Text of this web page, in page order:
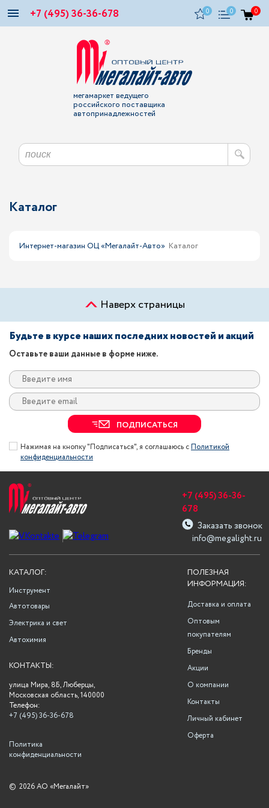
+7 (495) 36-36-678 0 0 0
мегамаркет ведущего
российского поставщика
автопринадлежностей
Каталог
Интернет-магазин ОЦ «Мегалайт-Авто» Каталог
Наверх страницы
Будьте в курсе наших последних новостей и акций
Оставьте ваши данные в форме ниже.
ПОДПИСАТЬСЯ
Нажимая на кнопку "Подписаться", я соглашаюсь сПолитикой
конфиденциальности
info@megalight.ru
+7 (495) 36-36-
678
Заказать звонок
ПОЛЕЗНАЯ
ИНФОРМАЦИЯ:
Доставка и оплата
Оптовым
покупателям
Бренды
Акции
О компании
Контакты
Личный кабинет
Оферта
КАТАЛОГ:
Инструмент
Автотовары
Электрика и свет
Автохимия
КОНТАКТЫ:
улица Мира, 8Б, Люберцы,
Московская область, 140000
Телефон:
+7 (495) 36-36-678
Политика
конфиденциальности
© 2026 АО «Мегалайт»